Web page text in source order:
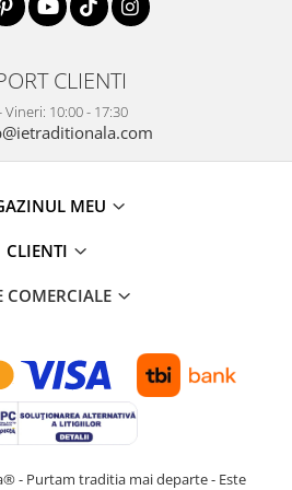
CLIENTI
Vineri: 10:00 - 17:30
MEU
CLIENTI
COMERCIALE
- Purtam traditia mai departe - Este